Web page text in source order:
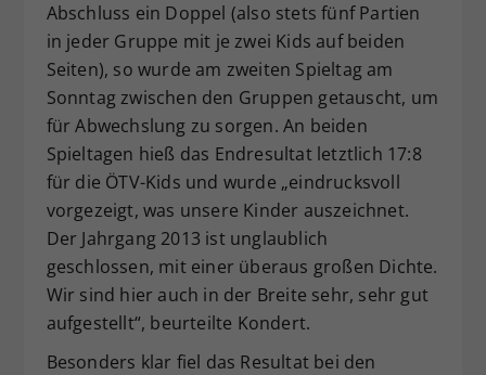
Abschluss ein Doppel (also stets fünf Partien
in jeder Gruppe mit je zwei Kids auf beiden
Seiten), so wurde am zweiten Spieltag am
Sonntag zwischen den Gruppen getauscht, um
für Abwechslung zu sorgen. An beiden
Spieltagen hieß das Endresultat letztlich 17:8
für die ÖTV-Kids und wurde „eindrucksvoll
vorgezeigt, was unsere Kinder auszeichnet.
Der Jahrgang 2013 ist unglaublich
geschlossen, mit einer überaus großen Dichte.
Wir sind hier auch in der Breite sehr, sehr gut
aufgestellt“, beurteilte Kondert.
Besonders klar fiel das Resultat bei den